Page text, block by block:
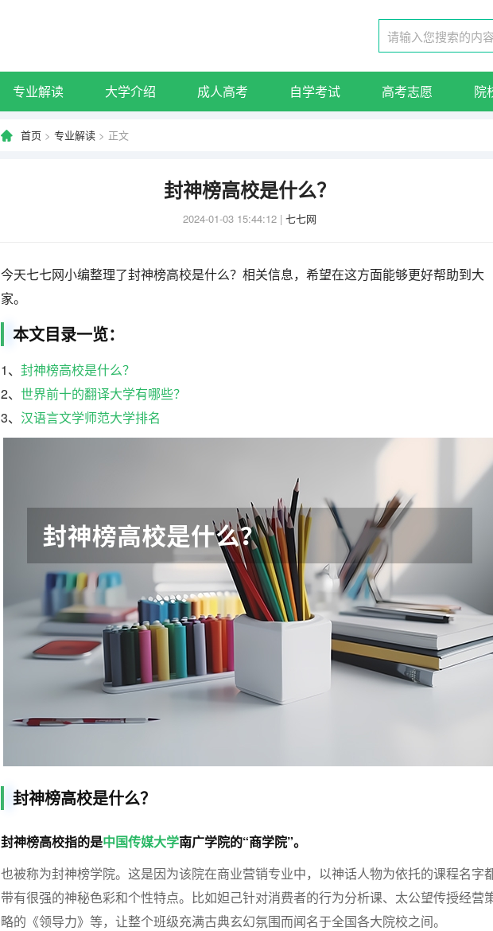
专业解读 大学介绍 成人高考 自学考试 高考志愿 院
首页 > 专业解读 > 正文
封神榜高校是什么？
2024-01-03 15:44:12 | 七七网
今天七七网小编整理了封神榜高校是什么？相关信息，希望在这方面能够更好帮助到大
家。
本文目录一览：
1、 封神榜高校是什么？
2、 世界前十的翻译大学有哪些？
3、 汉语言文学师范大学排名
封神榜高校是什么？
封神榜高校指的是中国传媒大学南广学院的“商学院”。
也被称为封神榜学院。这是因为该院在商业营销专业中，以神话人物为依托的课程名字
带有很强的神秘色彩和个性特点。比如妲己针对消费者的行为分析课、太公望传授经营
略的《领导力》等，让整个班级充满古典玄幻氛围而闻名于全国各大院校之间。